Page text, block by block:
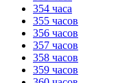
354 часа
355 часов
356 часов
357 часов
358 часов
359 часов